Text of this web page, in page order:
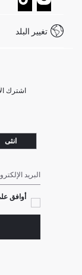
كيف تدفع في ديفاكتو؟
شروط المنافسة
Call Center 19782
تغيير البلد
اشترك
انثى
البريد
أوافق